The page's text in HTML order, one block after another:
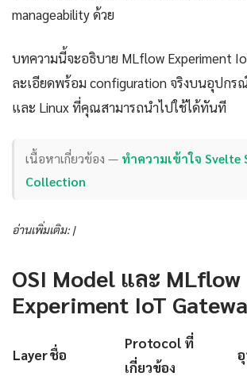
manageability ด้วย
บทความนี้จะอธิบาย MLflow Experiment
ละเอียดพร้อม configuration จริงบนอุปกร
และ Linux ที่คุณสามารถนำไปใช้ได้ทันที
เนื้อหาเกี่ยวข้อง — ทำความเข้าใจ Svelte
Collection
อ่านเพิ่มเติม: |
OSI Model และ MLflow
Experiment IoT
Layerชื่อ
Protocol ที่
เกี่ยวข้อง